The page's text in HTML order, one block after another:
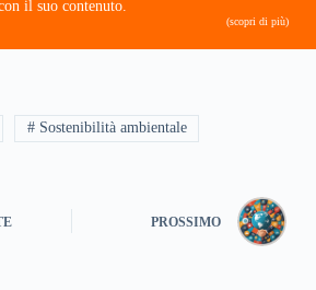
il suo contenuto.
(scopri di più)
# Sostenibilità ambientale
PROSSIMO